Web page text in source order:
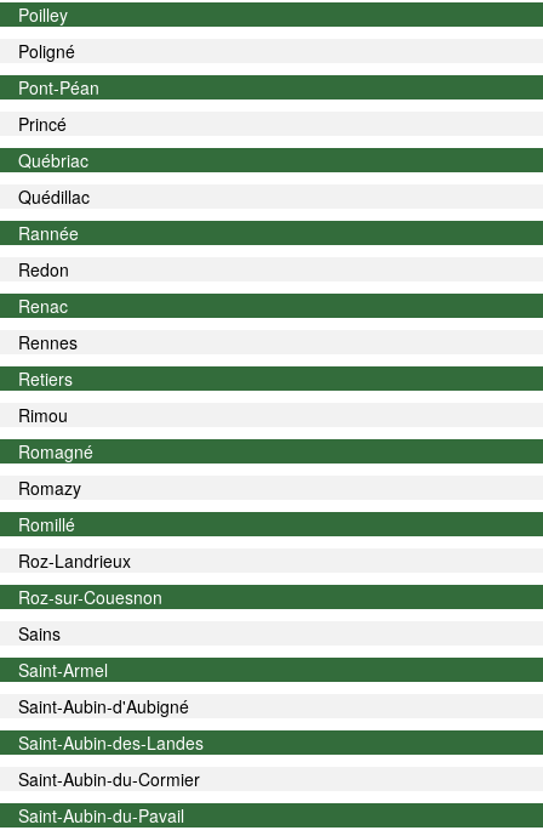
Poilley
Poligné
Pont-Péan
Princé
Québriac
Quédillac
Rannée
Redon
Renac
Rennes
Retiers
Rimou
Romagné
Romazy
Romillé
Roz-Landrieux
Roz-sur-Couesnon
Sains
Saint-Armel
Saint-Aubin-d'Aubigné
Saint-Aubin-des-Landes
Saint-Aubin-du-Cormier
Saint-Aubin-du-Pavail